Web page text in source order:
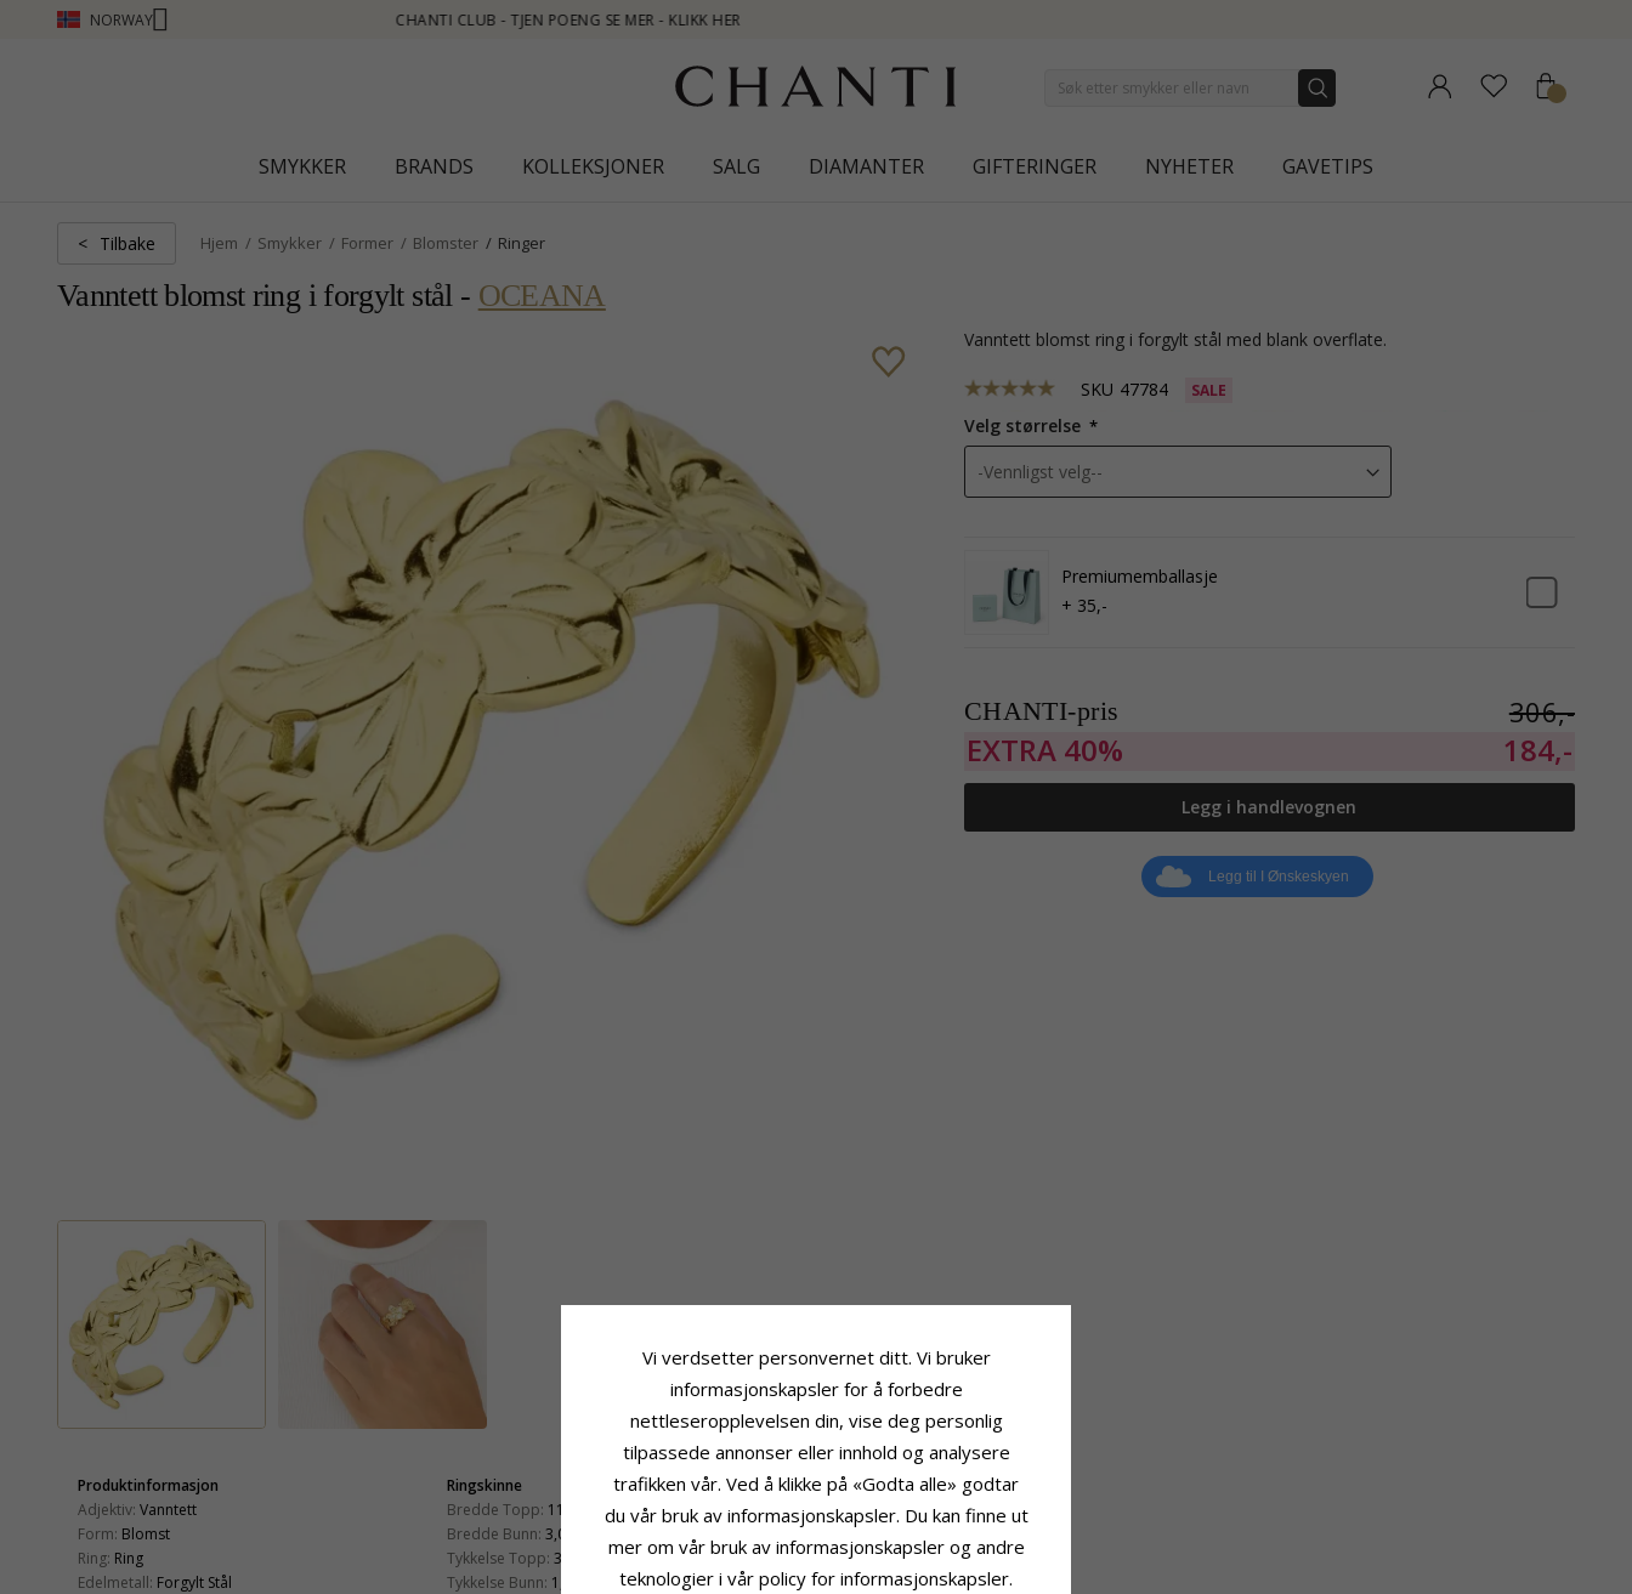
NORWAY
MER - KLIKK HER
SMYKKER BRANDS KOLLEKSJONER SALG DIAMANTER GIFTERINGER NYHETER GAVETIPS
< Tilbake Hjem Smykker Former Blomster Ringer
Vanntett blomst ring i forgylt stål - OCEANA
vanntett blomst ring i forgylt stål med blank overflate.
SKU 47784 SALE
Velg størrelse
Premiumemballasje
+ 35,-
CHANTI-pris 306,-
EXTRA 40% 184,-
Legg i handlevognen
Legg til I Ønskeskyen
Produktinformasjon
Adjektiv: Vanntett
Form: Blomst
Ring: Ring
Edelmetall: Forgylt Stål
Ringskinne
Bredde Topp: 11,3 mm
Bredde Bunn: 3,0 mm
Tykkelse Topp: 3,8 mm
Tykkelse Bunn: 1,5 mm
Vi verdsetter personvernet ditt. Vi bruker
informasjonskapsler for å forbedre
nettleseropplevelsen din, vise deg personlig
tilpassede annonser eller innhold og analysere
trafikken vår. Ved å klikke på «Godta alle» godtar
du vår bruk av informasjonskapsler. Du kan finne ut
mer om vår bruk av informasjonskapsler og andre
teknologier i vår policy for informasjonskapsler.